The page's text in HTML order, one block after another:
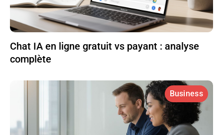
Chat IA en ligne gratuit vs payant : analyse
complète
Business